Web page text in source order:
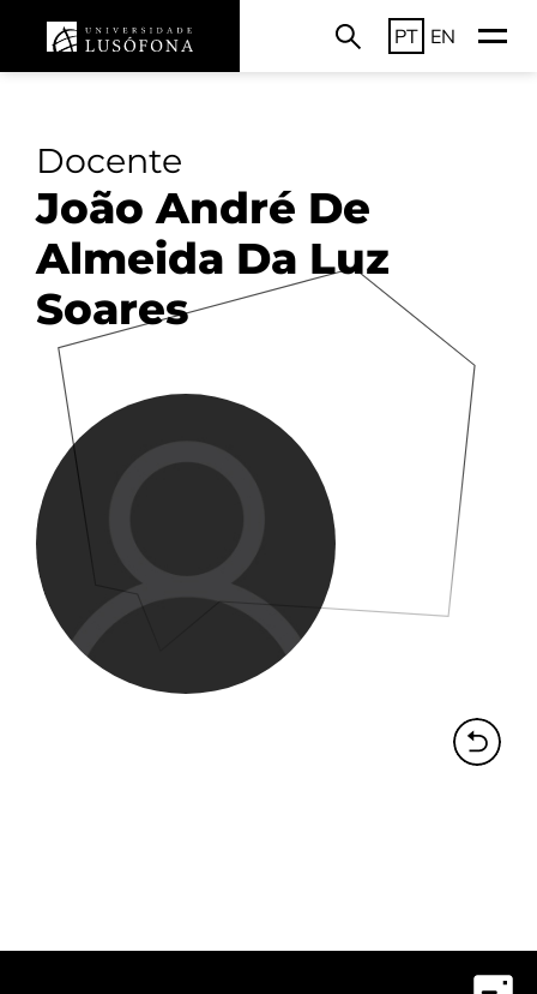
PT EN
Docente
João André De
Almeida Da Luz
Soares